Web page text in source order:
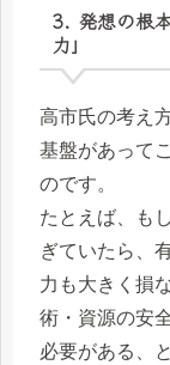
3. 発想の根
力」
高市氏の考え
基盤があって
のです。
たとえば、も
ぎていたら、
力も大きく損
術・資源の安
必要がある、